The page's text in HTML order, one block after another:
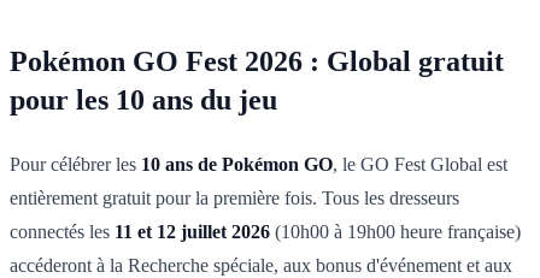
Pokémon GO Fest 2026 : Global gratuit
pour les 10 ans du jeu
Pour célébrer les 10 ans de Pokémon GO, le GO Fest Global est
entièrement gratuit pour la première fois. Tous les dresseurs
connectés les 11 et 12 juillet 2026 (10h00 à 19h00 heure française)
accéderont à la Recherche spéciale, aux bonus d'événement et aux